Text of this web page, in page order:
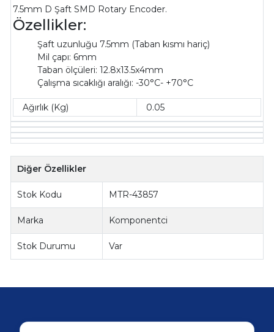
7.5mm D Şaft SMD Rotary Encoder.
Özellikler:
Şaft uzunluğu 7.5mm (Taban kısmı hariç)
Mil çapı: 6mm
Taban ölçüleri: 12.8x13.5x4mm
Çalışma sıcaklığı aralığı: -30°C- +70°C
Ağırlık (Kg) 0.05
Diğer Özellikler
Stok Kodu MTR-43857
Marka Komponentci
Stok Durumu Var